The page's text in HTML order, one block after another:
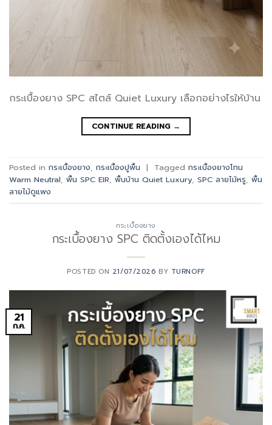
กระเบื้องยาง SPC สไตล์ Quiet Luxury เลือกอย่างไรให้บ้าน
CONTINUE READING →
Posted in กระเบื้องยาง, กระเบื้องปูพื้น | Tagged กระเบื้องยางโทน
Warm Neutral, พื้น SPC EIR, พื้นบ้าน Quiet Luxury, SPC ลายไม้หรู, พื้น
ลายไม้ดูแพง
กระเบื้องยาง
กระเบื้องยาง SPC ติดตั้งเองได้ไหม
POSTED ON 21/07/2026 BY TURNOFF
21
ก.ค.